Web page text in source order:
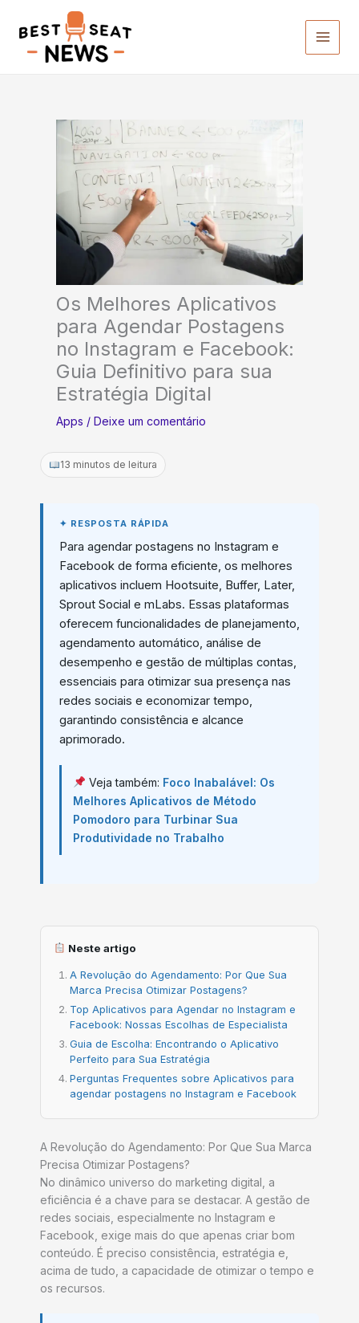
para
conteúdo
Os Melhores Aplicativos
para Agendar Postagens
no Instagram e Facebook:
Guia Definitivo para sua
Estratégia Digital
Apps / Deixe um comentário
13 minutos de leitura
Para agendar postagens no Instagram e
Facebook de forma eficiente, os melhores
aplicativos incluem Hootsuite, Buffer, Later,
Sprout Social e mLabs. Essas plataformas
oferecem funcionalidades de planejamento,
agendamento automático, análise de
desempenho e gestão de múltiplas contas,
essenciais para otimizar sua presença nas
redes sociais e economizar tempo,
garantindo consistência e alcance
aprimorado.
Veja também: Foco Inabalável: Os
Melhores Aplicativos de Método
Pomodoro para Turbinar Sua
Produtividade no Trabalho
Neste artigo
A Revolução do Agendamento: Por Que Sua
Marca Precisa Otimizar Postagens?
Top Aplicativos para Agendar no Instagram e
Facebook: Nossas Escolhas de Especialista
Guia de Escolha: Encontrando o Aplicativo
Perfeito para Sua Estratégia
Perguntas Frequentes sobre Aplicativos para
agendar postagens no Instagram e Facebook
A Revolução do Agendamento: Por Que Sua Marca
Precisa Otimizar Postagens?
No dinâmico universo do marketing digital, a
eficiência é a chave para se destacar. A gestão de
redes sociais, especialmente no Instagram e
Facebook, exige mais do que apenas criar bom
conteúdo. É preciso consistência, estratégia e,
acima de tudo, a capacidade de otimizar o tempo e
os recursos.